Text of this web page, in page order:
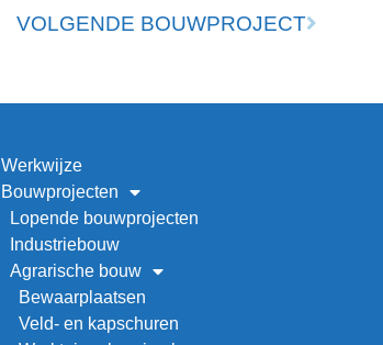
VOLGENDE BOUWPROJECT
Werkwijze
Bouwprojecten
Lopende bouwprojecten
Industriebouw
Agrarische bouw
Bewaarplaatsen
Veld- en kapschuren